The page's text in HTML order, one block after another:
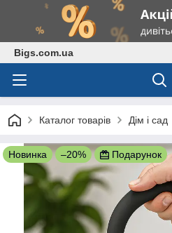
Bigs.com.ua
Каталог товарів Дім і сад
Новинка –20% Подарунок